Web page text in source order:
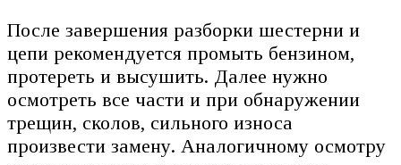
После завершения разборки шестерни и
цепи рекомендуется промыть бензином,
протереть и высушить. Далее нужно
осмотреть все части и при обнаружении
трещин, сколов, сильного износа
произвести замену. Аналогичному осмотру